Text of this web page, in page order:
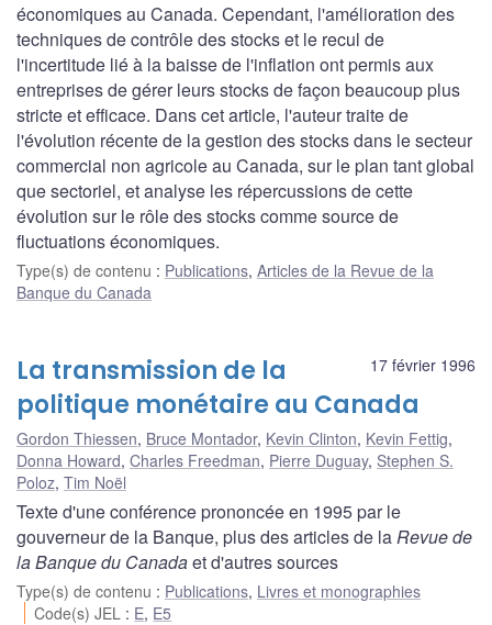
économiques au Canada. Cependant, l'amélioration des
techniques de contrôle des stocks et le recul de
l'incertitude lié à la baisse de l'inflation ont permis aux
entreprises de gérer leurs stocks de façon beaucoup plus
stricte et efficace. Dans cet article, l'auteur traite de
l'évolution récente de la gestion des stocks dans le secteur
commercial non agricole au Canada, sur le plan tant global
que sectoriel, et analyse les répercussions de cette
évolution sur le rôle des stocks comme source de
fluctuations économiques.
Type(s) de contenu : Publications, Articles de la Revue de la
Banque du Canada
17 février 1996
La transmission de la
politique monétaire au Canada
Gordon Thiessen, Bruce Montador, Kevin Clinton, Kevin Fettig,
Donna Howard, Charles Freedman, Pierre Duguay, Stephen S.
Poloz, Tim Noël
Texte d'une conférence prononcée en 1995 par le
gouverneur de la Banque, plus des articles de laRevue de
la Banque du Canadaet d'autres sources
Type(s) de contenu : Publications, Livres et monographies
Code(s) JEL : E, E5